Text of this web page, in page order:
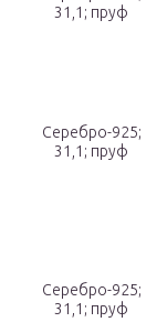
31,1; пруф
Серебро-925;
31,1; пруф
Серебро-925;
31,1; пруф